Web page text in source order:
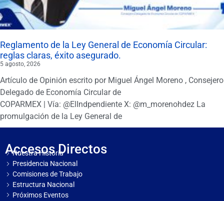
Reglamento de la Ley General de Economía Circular:
reglas claras, éxito asegurado.
5 agosto, 2026
Artículo de Opinión escrito por Miguel Ángel Moreno , Consejero
Delegado de Economía Circular de
COPARMEX | Vía: @ElIndpendiente X: @m_morenohdez La
promulgación de la Ley General de
Accesos Directos
Nuestra Historia
Presidencia Nacional
Comisiones de Trabajo
Estructura Nacional
Próximos Eventos